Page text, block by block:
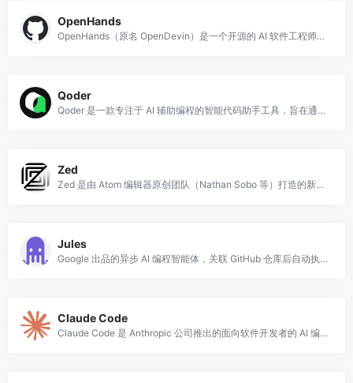
OpenHands
OpenHands（原名 OpenDevin）是一个开源的 AI 软件工程师平台，使用 Python 构建，旨在让 AI 智能体能够像人类开发者一样操作计算机来
Qoder
Qoder 是一款专注于 AI 辅助编程的智能代码助手工具，旨在通过人工智能技术提升开发者的编程效率。
Zed
Zed 是由 Atom 编辑器原创团队（Nathan Sobo 等）打造的新一代高性能代码编辑器，于 2024 年正式开源。
Jules
Google 出品的异步 AI 编程智能体，关联 GitHub 仓库后自动执行任务并提交 PR。
Claude Code
Claude Code 是 Anthropic 公司推出的面向软件开发者的 AI 编程代理工具，以命令行界面（CLI）形式运行，可直接在终端中与代码库进行深度交